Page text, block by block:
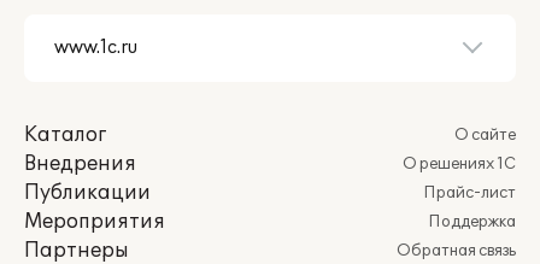
Каталог
Внедрения
Публикации
Мероприятия
Партнеры
О сайте
О решениях 1С
Прайс-лист
Поддержка
Обратная связь